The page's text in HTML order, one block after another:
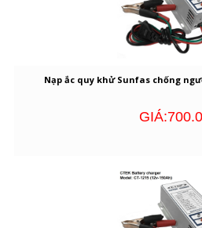
Nạp ắc quy khử Sunfas chống